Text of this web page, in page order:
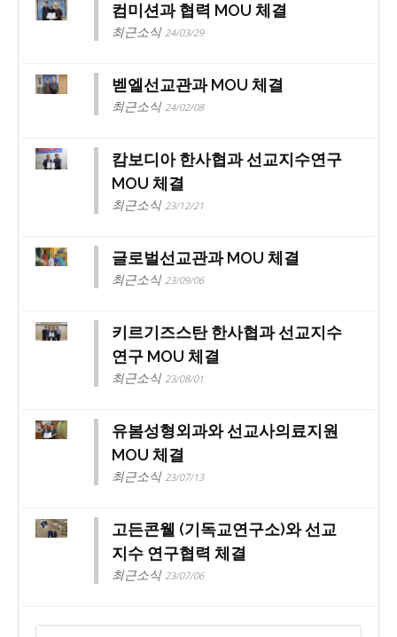
컴미션과 협력 MOU 체결
최근소식 24/03/29
벧엘선교관과 MOU 체결
최근소식 24/02/08
캄보디아 한사협과 선교지수연구
MOU 체결
최근소식 23/12/21
글로벌선교관과 MOU 체결
최근소식 23/09/06
키르기즈스탄 한사협과 선교지수
연구 MOU 체결
최근소식 23/08/01
유봄성형외과와 선교사의료지원
MOU 체결
최근소식 23/07/13
고든콘웰 (기독교연구소)와 선교
지수 연구협력 체결
최근소식 23/07/06